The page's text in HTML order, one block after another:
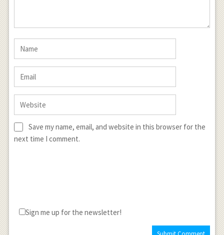
Save my name, email, and website in this browser for the
next time I comment.
Sign me up for the newsletter!